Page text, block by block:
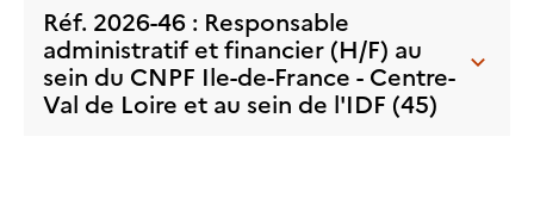
Réf. 2026-46 : Responsable
administratif et financier (H/F) au
sein du CNPF Ile-de-France - Centre-
Val de Loire et au sein de l'IDF (45)